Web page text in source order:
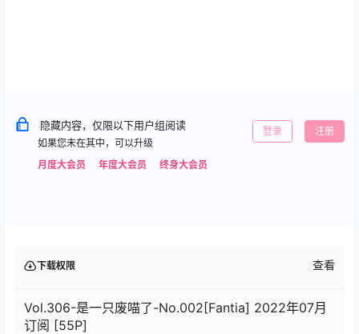
隐藏内容，仅限以下用户组阅读
如果您未在其中，可以升级
月度大会员
年度大会员 终身大会员
登录 注册
下载权限 查看
Vol.306-是一只废喵了-No.002[Fantia] 2022年07月
订阅 [55P]